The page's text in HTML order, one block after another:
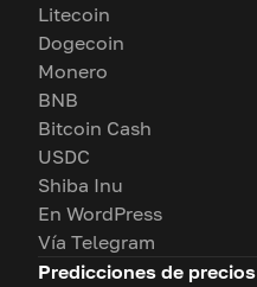
Litecoin
Dogecoin
Monero
BNB
Bitcoin Cash
USDC
Shiba Inu
En WordPress
Vía Telegram
Predicciones de precios